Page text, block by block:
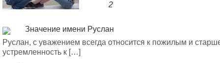
2
Значение имени Руслан
Руслан, с уважением всегда относится к пожилым и
устремленность к […]